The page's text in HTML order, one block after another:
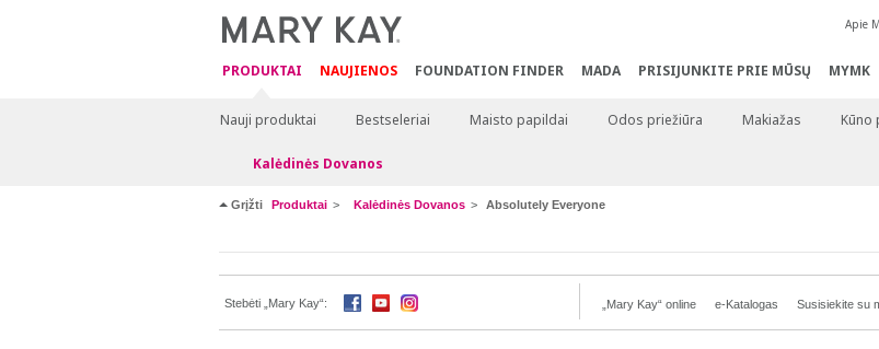
PRODUKTAI NAUJIENOS FOUNDATION FINDER MADA PRISIJUNKITE PRIE MŪSŲ MYMK
Apie
Nauji produktai Bestseleriai Maisto papildai Odos priežiūra Makiažas Kūno
Kalėdinės Dovanos
Grįžti Produktai Kalėdinės Dovanos Absolutely Everyone
Stebėti „Mary Kay“: „Mary Kay“ online e-Katalogas Susisiekite su